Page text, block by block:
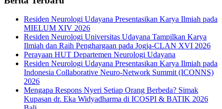
Residen Neurologi Udayana Presentasikan Karya Ilmiah pada
MIELUM XIV 2026
Residen Neurologi Universitas Udayana Tampilkan Karya
Ilmiah dan Raih Penghargaan pada Jogja-CLAN XVI 2026
Perayaan HUT Departemen Neurologi Udayana
Residen Neurologi Udayana Presentasikan Karya Ilmiah pada
Indonesia Collaborative Neuro-Network Summit (ICONNS)
2026
Mengapa Respons Nyeri Setiap Orang Berbeda? Simak
Kupasan dr. Eka Widyadharma di ICOSPI & BATIK 2026